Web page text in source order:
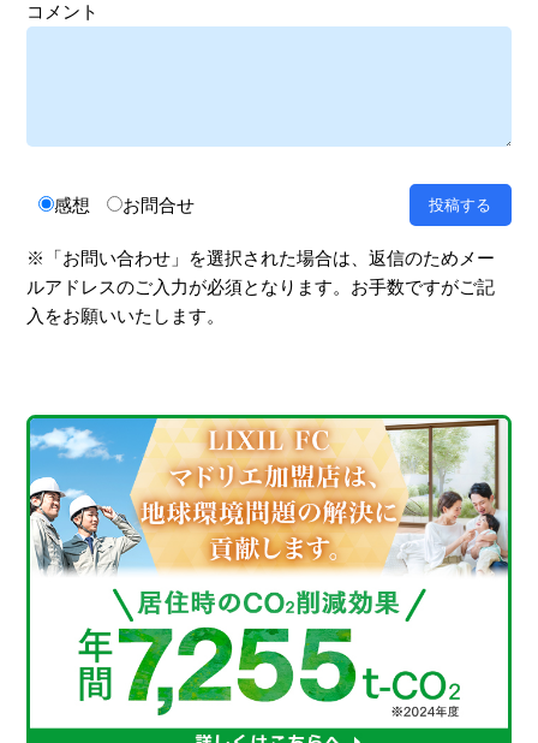
コメント
感想 お問合せ
※「お問い合わせ」を選択された場合は、返信のためメー
ルアドレスのご入力が必須となります。お手数ですがご記
入をお願いいたします。